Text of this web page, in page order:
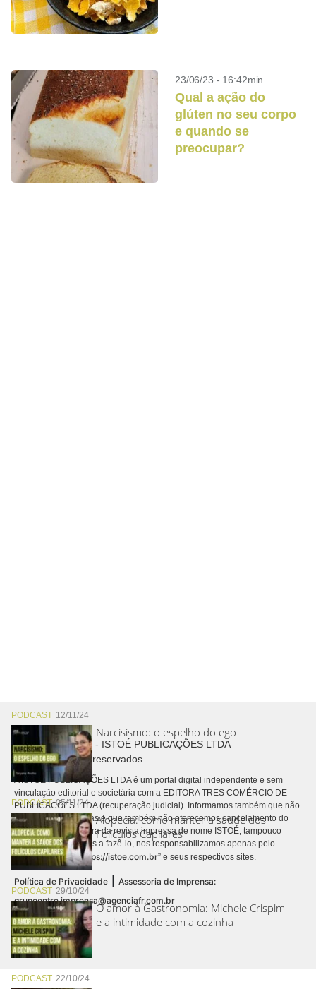
23/06/23 - 16:42min
Qual a ação do
glúten no seu corpo
e quando se
preocupar?
PODCAST 12/11/24
Narcisismo: o espelho do ego
PODCAST05/11/24
Alopecia: como manter a saúde dos
Folículos Capilares
PODCAST 29/10/24
O amor à Gastronomia: Michele Crispim
e a intimidade com a cozinha
PODCAST 22/10/24
Copyright © 2026 - ISTOÉ PUBLICAÇÕES LTDA
Todos os direitos reservados.
A ISTOÉ PUBLICAÇÕES LTDA é um portal digital independente e sem
vinculação editorial e societária com a EDITORA TRES COMÉRCIO DE
PUBLICACÕES LTDA (recuperação judicial). Informamos também que não
realizamos cobranças e que também não oferecemos cancelamento do
contrato de assinatura da revista impressa de nome ISTOÉ, tampouco
autorizamos terceiros a fazê-lo, nos responsabilizamos apenas pelo
conteúdo digital “https://istoe.com.br” e seus respectivos sites.
Política de Privacidade | Assessoria de Imprensa:
grupoentre.imprensa@agenciafr.com.br